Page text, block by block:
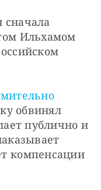
Ильхамом
обвинял
публично и
компенсации